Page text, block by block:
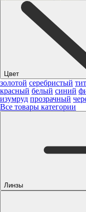
Цвет
золотой серебристый
красный белый синий
изумруд прозрачный
Все товары категории
Линзы